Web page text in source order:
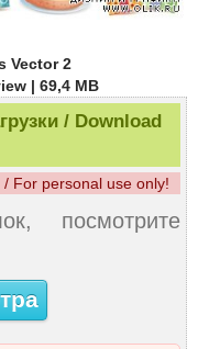
Vector 2
| 69,4 MB
/ Download
/ For personal use only!
посмотрите